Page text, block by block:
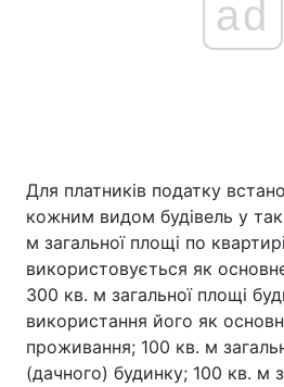
ad
Для платників податку
кожним видом будівель у
м загальної площі по
використовується як
300 кв. м загальної площі
використання його як
проживання; 100 кв. м
(дачного) будинку; 100 кв. м